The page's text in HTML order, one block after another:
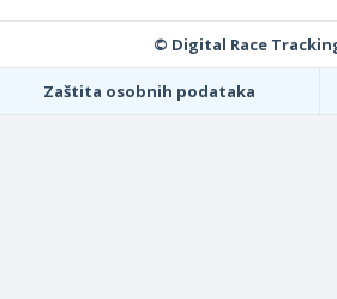
© Digital Race
Zaštita osobnih podataka